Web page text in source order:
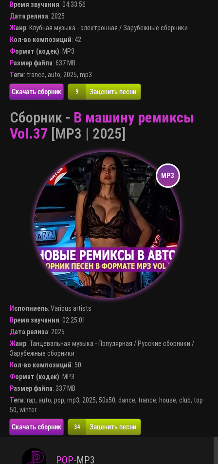
Время звучания: 04:33:56
Дата релиза: 2025
Жанр: Клубная музыка - электронная / Зарубежные сборники
Кол-во композиций: 42
Формат (кодек): MP3
Размер файла: 637 MB
Теги: trance, auto, 2025, mp3
Скачать сборник 9 Заценить песни
Сборник - B машину ремиксы
Vol.37 [MP3 | 2025]
Исполниель: Various artists
Время звучания: 02:25:01
Дата релиза: 2025
Жанр: Танцевальная музыка - Популярная / Русские сборники /
Зарубежные сборники
Кол-во композиций: 50
Формат (кодек): MP3
Размер файла: 337 MB
Теги: rap, auto, pop, mp3, 2025, 50x50, dance, trance, house, club, top
50, winter
Скачать сборник 34 Заценить песни
POP-MP3